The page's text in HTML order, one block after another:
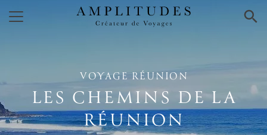
×
VOYAGE RÉUNION
LES CHEMINS DE LA
RÉUNION